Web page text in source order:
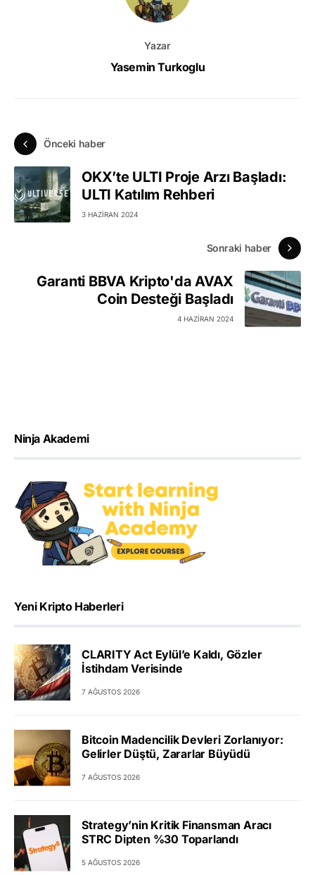
Yazar
Yasemin Turkoglu
Önceki haber
OKX’te ULTI Proje Arzı Başladı:
ULTI Katılım Rehberi
3 HAZIRAN 2024
Sonraki haber
Garanti BBVA Kripto'da AVAX
Coin Desteği Başladı
4 HAZIRAN 2024
Ninja Akademi
Yeni Kripto Haberleri
CLARITY Act Eylül’e Kaldı, Gözler
İstihdam Verisinde
7 AĞUSTOS 2026
Bitcoin Madencilik Devleri Zorlanıyor:
Gelirler Düştü, Zararlar Büyüdü
7 AĞUSTOS 2026
Strategy’nin Kritik Finansman Aracı
STRC Dipten %30 Toparlandı
5 AĞUSTOS 2026